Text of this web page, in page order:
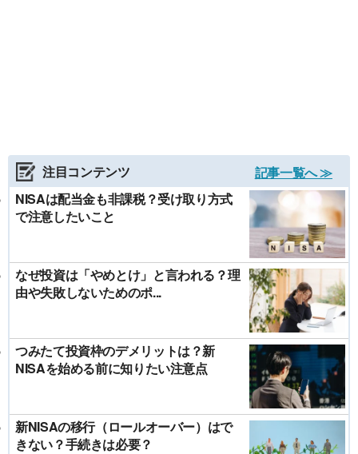
注目コンテンツ
記事一覧へ ≫
NISAは配当金も非課税？受け取り方式
で注意したいこと
なぜ投資は「やめとけ」と言われる？理
由や失敗しないためのポ...
つみたて投資枠のデメリットは？新
NISAを始める前に知りたい注意点
新NISAの移行（ロールオーバー）はで
きない？手続きは必要？